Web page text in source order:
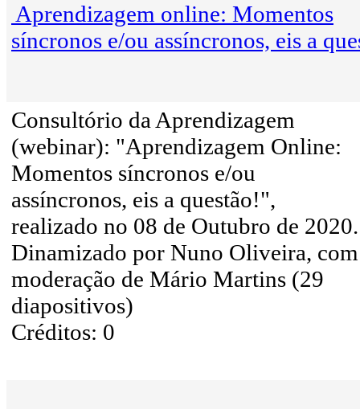
Aprendizagem online: Momentos
síncronos e/ou assíncronos, eis a
Consultório da Aprendizagem
(webinar): "Aprendizagem Online:
Momentos síncronos e/ou
assíncronos, eis a questão!",
realizado no 08 de Outubro de 2020.
Dinamizado por Nuno Oliveira, com
moderação de Mário Martins (29
diapositivos)
Créditos: 0